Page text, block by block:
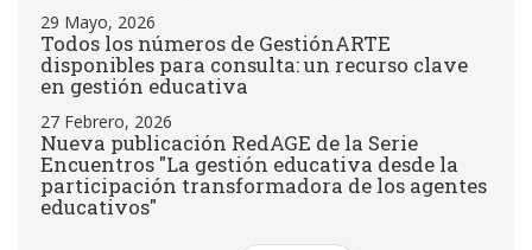
29 Mayo, 2026
Todos los números de GestiónARTE
disponibles para consulta: un recurso clave
en gestión educativa
27 Febrero, 2026
Nueva publicación RedAGE de la Serie
Encuentros "La gestión educativa desde la
participación transformadora de los agentes
educativos"